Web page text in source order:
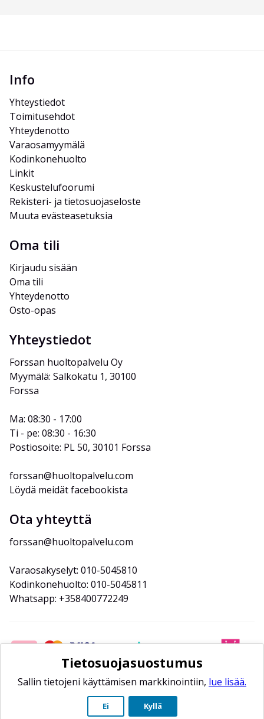
Info
Yhteystiedot
Toimitusehdot
Yhteydenotto
Varaosamyymälä
Kodinkonehuolto
Linkit
Keskustelufoorumi
Rekisteri- ja tietosuojaseloste
Muuta evästeasetuksia
Oma tili
Kirjaudu sisään
Oma tili
Yhteydenotto
Osto-opas
Yhteystiedot
Forssan huoltopalvelu Oy
Myymälä: Salkokatu 1, 30100
Forssa
Ma: 08:30 - 17:00
Ti - pe: 08:30 - 16:30
Postiosoite: PL 50, 30101 Forssa
forssan@huoltopalvelu.com
Löydä meidät facebookista
Ota yhteyttä
forssan@huoltopalvelu.com
Varaosakyselyt: 010-5045810
Kodinkonehuolto: 010-5045811
Whatsapp: +358400772249
Tietosuojasuostumus
Sallin tietojeni käyttämisen markkinointiin, lue lisää.
Ei Kyllä